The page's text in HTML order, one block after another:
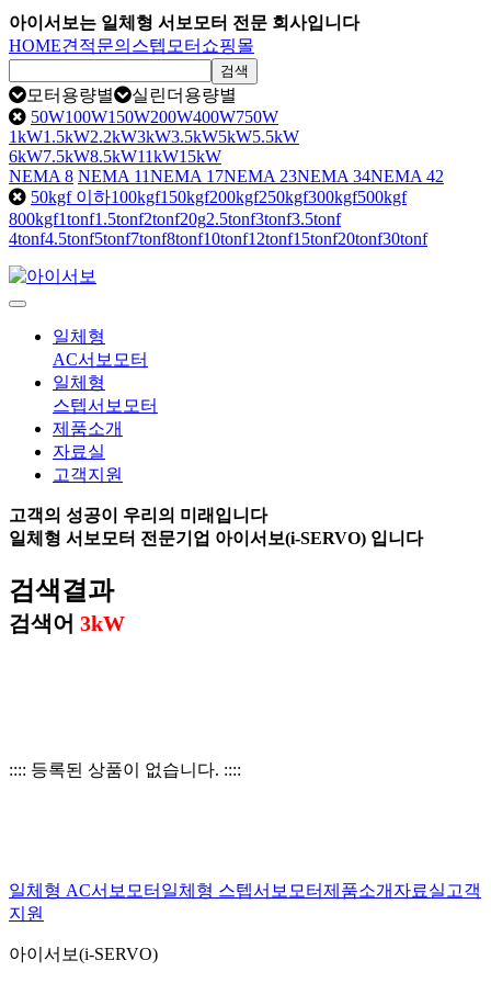
아이서보는 일체형 서보모터 전문 회사입니다
HOME견적문의 스텝모터쇼핑몰
검색
모터용량별
실린더용량별
50W100W150W200W400W750W
1kW1.5kW2.2kW3kW3.5kW5kW5.5kW
6kW7.5kW8.5kW11kW15kW
NEMA 8 NEMA 11NEMA 17NEMA 23NEMA 34NEMA 42
50kgf 이하100kgf150kgf200kgf250kgf300kgf500kgf
800kgf1tonf1.5tonf2tonf20g2.5tonf3tonf3.5tonf
4tonf4.5tonf5tonf7tonf8tonf10tonf12tonf15tonf20tonf30tonf
Toggle
navigation
일체형
AC서보모터
일체형
스텝서보모터
제품소개
자료실
고객지원
고객의 성공이 우리의 미래입니다
일체형 서보모터 전문기업 아이서보(i-SERVO) 입니다
검색결과
검색어 3kW
:::: 등록된 상품이 없습니다. ::::
일체형 AC서보모터 일체형 스텝서보모터제품소개 자료실 고객
지원
아이서보(i-SERVO)